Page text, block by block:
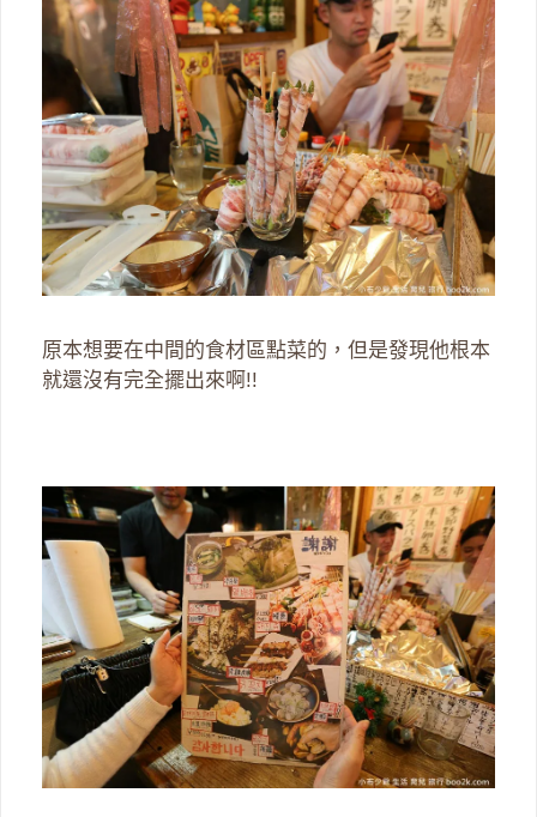
原本想要在中間的食材區點菜的，但是發現他根本
就還沒有完全擺出來啊!!